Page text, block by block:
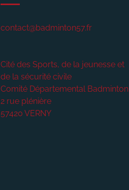
contact@badminton57.fr
Cité des Sports, de la jeunesse et
de la sécurité civile
Comité Départemental Badminton
2 rue plénière
57420 VERNY